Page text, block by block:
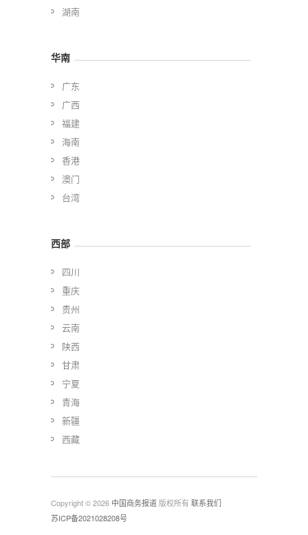
湖南
华南
广东
广西
福建
海南
香港
澳门
台湾
西部
四川
重庆
贵州
云南
陕西
甘肃
宁夏
青海
新疆
西藏
Copyright © 2026 中国商务报道 版权所有联系我们
苏ICP备2021028208号